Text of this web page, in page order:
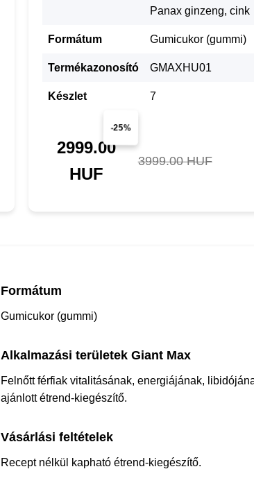
Panax ginzeng, cink
Formátum Gumicukor (gummi)
Termékazonosító GMAXHU01
Készlet 7
-25%
2999.00
HUF
3999.00 HUF
Formátum
Gumicukor (gummi)
Alkalmazási területek Giant Max
Felnőtt férfiak vitalitásának, energiájának,
ajánlott étrend-kiegészítő.
Vásárlási feltételek
Recept nélkül kapható étrend-kiegészítő.